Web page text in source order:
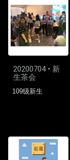
20200704 • 新
生茶会
109级新生